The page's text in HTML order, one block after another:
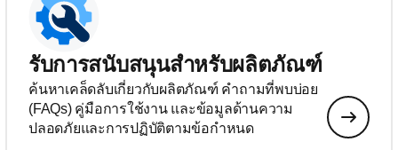
รับการสนับสนุนสำหรับผลิตภัณฑ์
ค้นหาเคล็ดลับเกี่ยวกับผลิตภัณฑ์ คำถามที่พบบ่อย
(FAQs) คู่มือการใช้งาน และข้อมูลด้านความ
ปลอดภัยและการปฏิบัติตามข้อกำหนด